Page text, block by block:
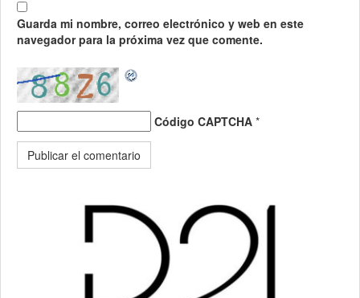
Guarda mi nombre, correo electrónico y web en este
navegador para la próxima vez que comente.
Código CAPTCHA *